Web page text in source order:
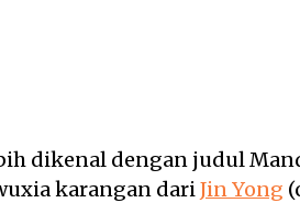
dikenal dengan judul
karangan dariJin Yong